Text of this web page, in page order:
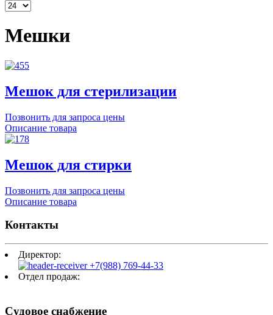
Мешки
Мешок для стерилизации
Позвонить для запроса цены
Описание товара
Мешок для стирки
Позвонить для запроса цены
Описание товара
Контакты
Директор:
+7(988) 769-44-33
Отдел продаж:
Судовое снабжение